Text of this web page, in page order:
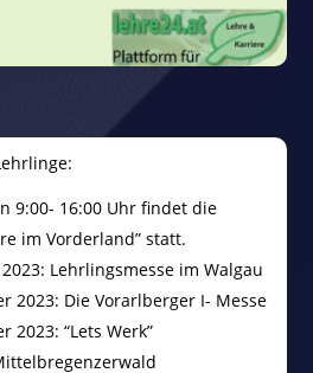
9:00- 16:00 Uhr findet die
im Vorderland” statt.
Lehrlingsmesse im Walgau
2023: Die Vorarlberger I- Messe
2023: “Lets Werk”